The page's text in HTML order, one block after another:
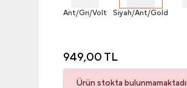
Ant/Gri/Volt Siyah/Ant/Gold
949,00 TL
Ürün stokta